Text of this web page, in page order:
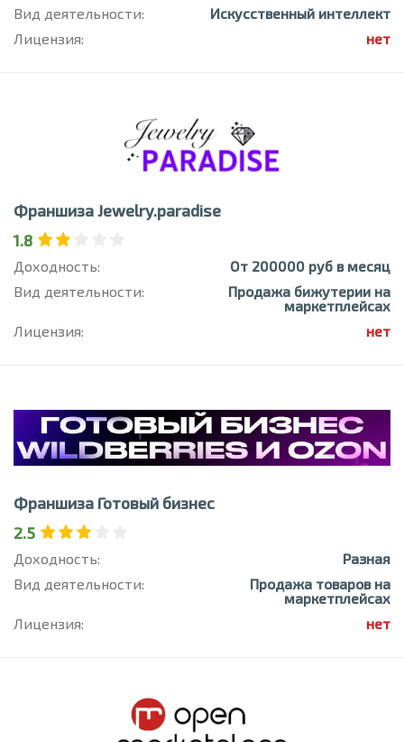
Вид деятельности:
Искусственный интеллект
Лицензия:
нет
Франшиза Jewelry.paradise
1.8
Доходность:
От 200000 руб в месяц
Вид деятельности:
Продажа бижутерии на
маркетплейсах
Лицензия:
нет
Франшиза Готовый бизнес
2.5
Доходность:
Разная
Вид деятельности:
Продажа товаров на
маркетплейсах
Лицензия:
нет